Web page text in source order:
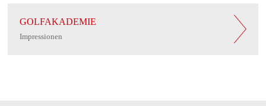
GOLFAKADEMIE
Impressionen